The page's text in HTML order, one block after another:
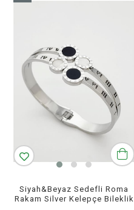
Siyah&Beyaz Sedefli Roma
Rakam Silver Kelepçe Bileklik